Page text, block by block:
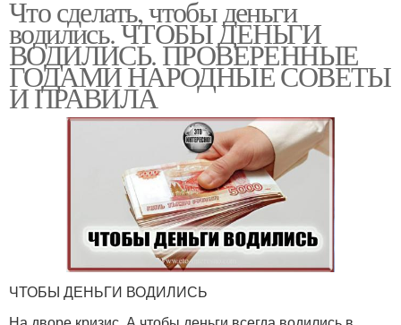
Что сделать, чтобы деньги
водились. ЧТОБЫ ДЕНЬГИ
ВОДИЛИСЬ. ПРОВЕРЕННЫЕ
ГОДАМИ НАРОДНЫЕ СОВЕТЫ
И ПРАВИЛА
ЧТОБЫ ДЕНЬГИ ВОДИЛИСЬ